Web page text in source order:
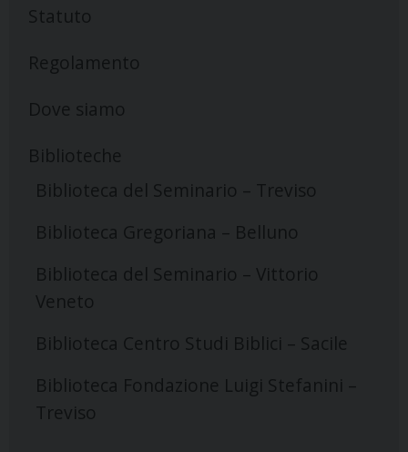
Statuto
Regolamento
Dove siamo
Biblioteche
Biblioteca del Seminario – Treviso
Biblioteca Gregoriana – Belluno
Biblioteca del Seminario – Vittorio
Veneto
Biblioteca Centro Studi Biblici – Sacile
Biblioteca Fondazione Luigi Stefanini –
Treviso